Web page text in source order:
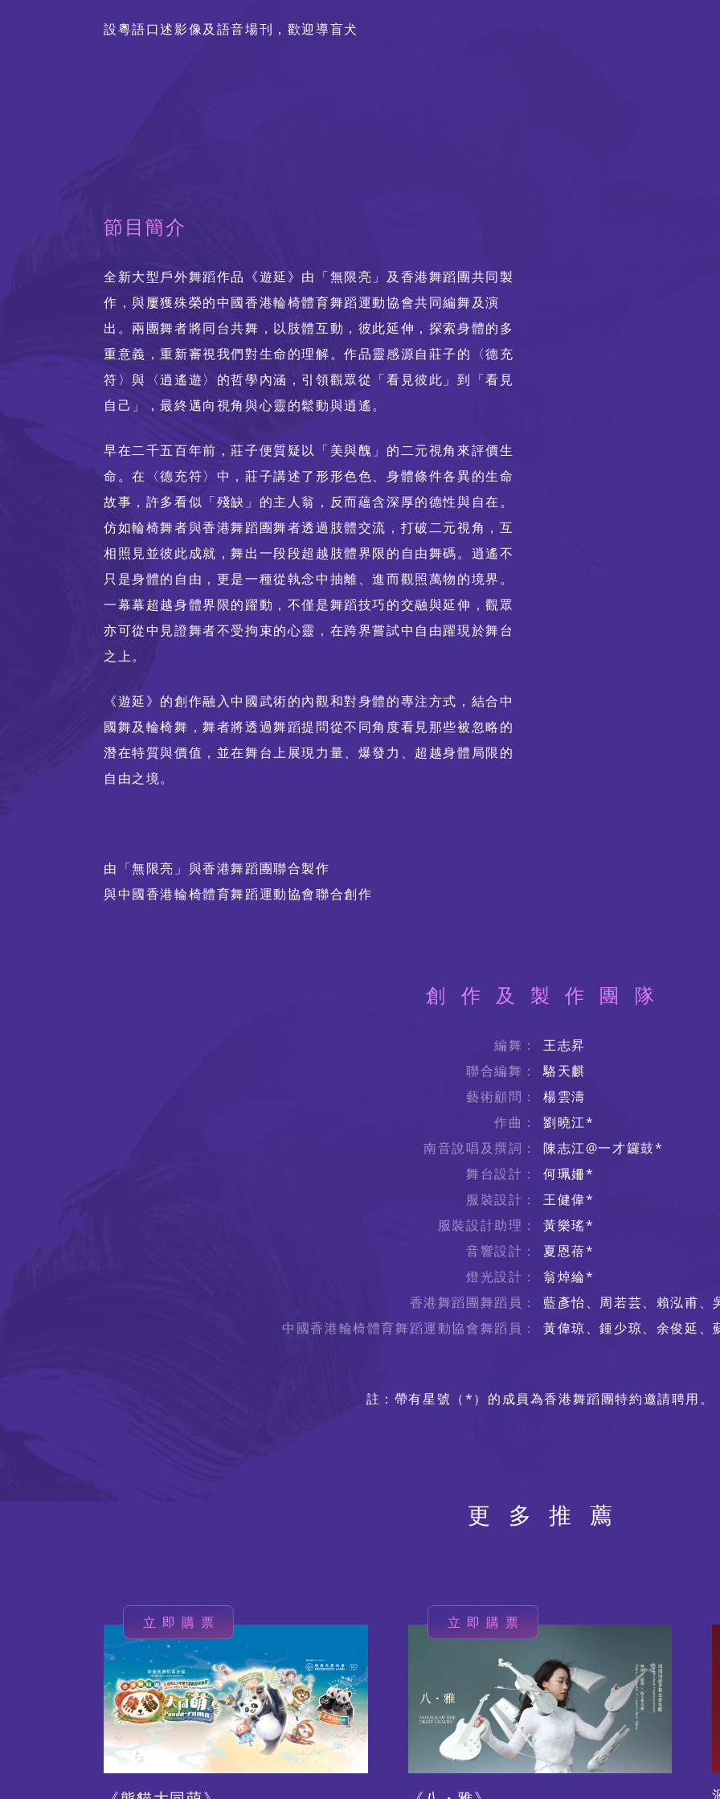
設粵語口述影像及語音場刊，歡迎導盲犬
節目簡介
全新大型戶外舞蹈作品《遊延》由「無限亮」及香港舞蹈團共同製
作，與屢獲殊榮的中國香港輪椅體育舞蹈運動協會共同編舞及演
出。兩團舞者將同台共舞，以肢體互動，彼此延伸，探索身體的多
重意義，重新審視我們對生命的理解。作品靈感源自莊子的〈德充
符〉與〈逍遙遊〉的哲學內涵，引領觀眾從「看見彼此」到「看見
自己」，最終邁向視角與心靈的鬆動與逍遙。
早在二千五百年前，莊子便質疑以「美與醜」的二元視角來評價生
命。在〈德充符〉中，莊子講述了形形色色、身體條件各異的生命
故事，許多看似「殘缺」的主人翁，反而蘊含深厚的德性與自在。
仿如輪椅舞者與香港舞蹈團舞者透過肢體交流，打破二元視角，互
相照見並彼此成就，舞出一段段超越肢體界限的自由舞碼。逍遙不
只是身體的自由，更是一種從執念中抽離、進而觀照萬物的境界。
一幕幕超越身體界限的躍動，不僅是舞蹈技巧的交融與延伸，觀眾
亦可從中見證舞者不受拘束的心靈，在跨界嘗試中自由躍現於舞台
之上。
《遊延》的創作融入中國武術的內觀和對身體的專注方式，結合中
國舞及輪椅舞，舞者將透過舞蹈提問從不同角度看見那些被忽略的
潛在特質與價值，並在舞台上展現力量、爆發力、超越身體局限的
自由之境。
由「無限亮」與香港舞蹈團聯合製作
與中國香港輪椅體育舞蹈運動協會聯合創作
創作及製作團隊
編舞：
王志昇
聯合編舞：
駱天麒
藝術顧問：
楊雲濤
作曲：
劉曉江*
南音說唱及撰詞：
陳志江@一才鑼鼓*
舞台設計：
何珮姍*
服裝設計：
王健偉*
服裝設計助理：
黃樂瑤*
音響設計：
夏恩蓓*
燈光設計：
翁焯綸*
香港舞蹈團舞蹈員：
藍彥怡、周若芸、賴泓甫、
中國香港輪椅體育舞蹈運動協會舞蹈員：
黃偉琼、鍾少琼、余俊延、
註：帶有星號（*）的成員為香港舞蹈團特約邀請聘用。
更多推薦
立即購票
片
立即購票